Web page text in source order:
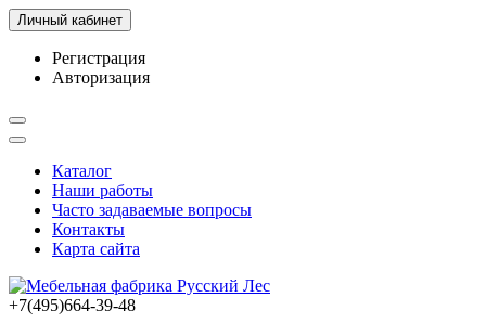
Личный кабинет
Регистрация
Авторизация
Каталог
Наши работы
Часто задаваемые вопросы
Контакты
Карта сайта
+7(495)664-39-48